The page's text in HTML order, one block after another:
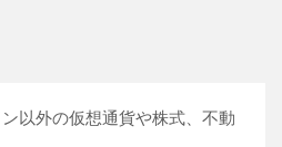
以外の仮想通貨や株式、不動